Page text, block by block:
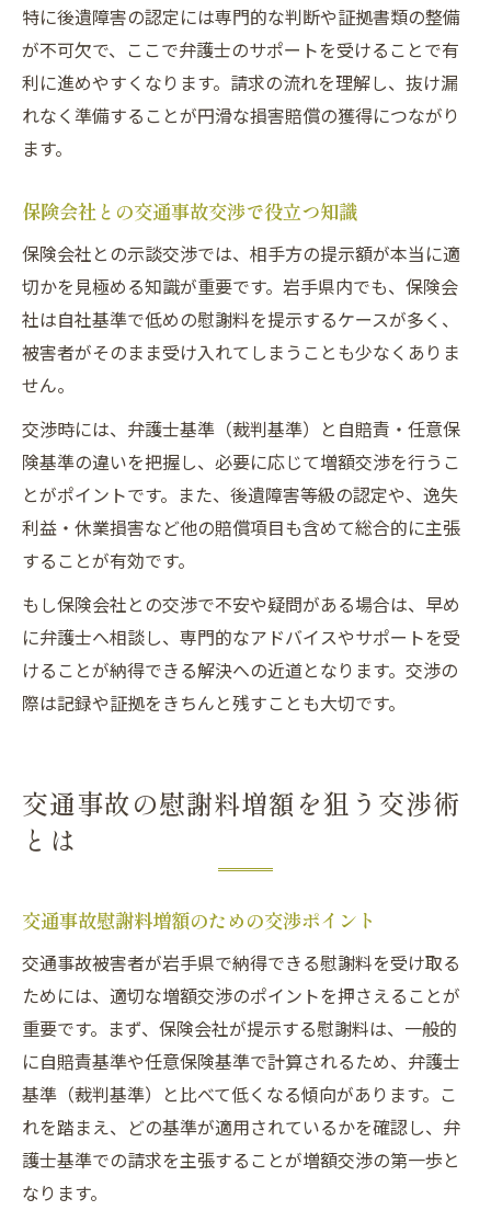
特に後遺障害の認定には専門的な判断や証拠書類の整備
が不可欠で、ここで弁護士のサポートを受けることで有
利に進めやすくなります。請求の流れを理解し、抜け漏
れなく準備することが円滑な損害賠償の獲得につながり
ます。
保険会社との交通事故交渉で役立つ知識
保険会社との示談交渉では、相手方の提示額が本当に適
切かを見極める知識が重要です。岩手県内でも、保険会
社は自社基準で低めの慰謝料を提示するケースが多く、
被害者がそのまま受け入れてしまうことも少なくありま
せん。
交渉時には、弁護士基準（裁判基準）と自賠責・任意保
険基準の違いを把握し、必要に応じて増額交渉を行うこ
とがポイントです。また、後遺障害等級の認定や、逸失
利益・休業損害など他の賠償項目も含めて総合的に主張
することが有効です。
もし保険会社との交渉で不安や疑問がある場合は、早め
に弁護士へ相談し、専門的なアドバイスやサポートを受
けることが納得できる解決への近道となります。交渉の
際は記録や証拠をきちんと残すことも大切です。
交通事故の慰謝料増額を狙う交渉術
とは
交通事故慰謝料増額のための交渉ポイント
交通事故被害者が岩手県で納得できる慰謝料を受け取る
ためには、適切な増額交渉のポイントを押さえることが
重要です。まず、保険会社が提示する慰謝料は、一般的
に自賠責基準や任意保険基準で計算されるため、弁護士
基準（裁判基準）と比べて低くなる傾向があります。こ
れを踏まえ、どの基準が適用されているかを確認し、弁
護士基準での請求を主張することが増額交渉の第一歩と
なります。